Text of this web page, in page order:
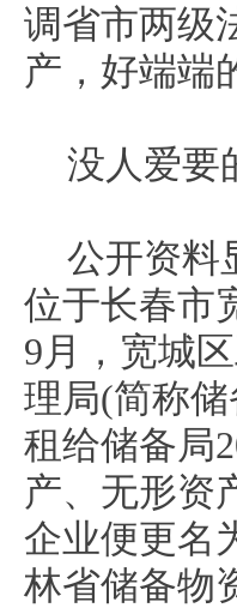
调省市两级
产，好端端
没人爱要
公开资料
位于长春市
9月，宽城
理局(简称
租给储备局
产、无形资
企业便更名
林省储备物